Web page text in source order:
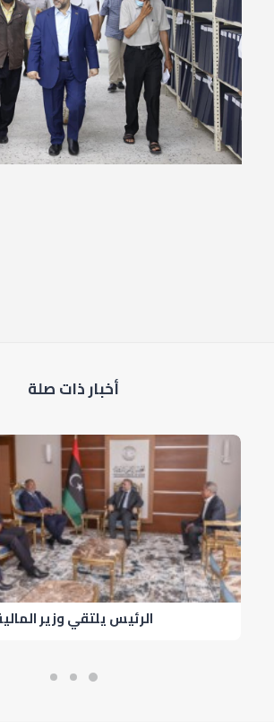
أخبار ذات صلة
الرئيس يلتقي وزير